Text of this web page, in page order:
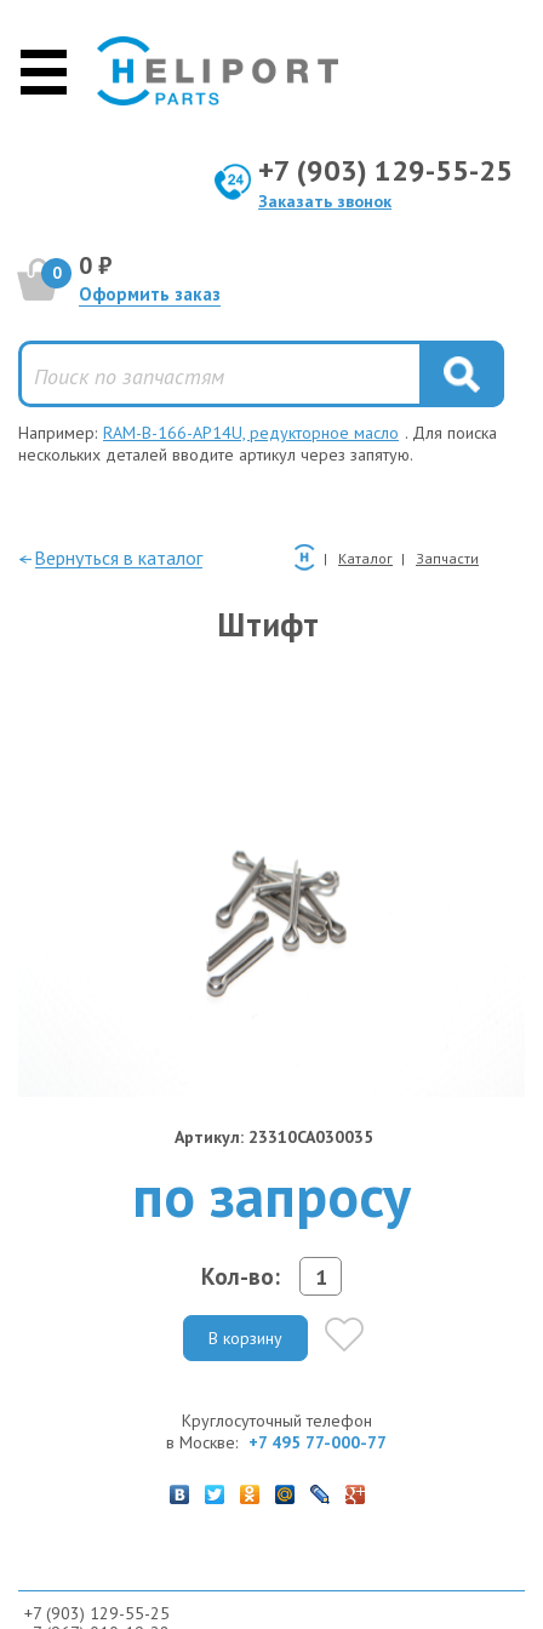
+7 (903) 129-55-25
Заказать звонок
0 0 ₽
Оформить заказ
Например: RAM-B-166-AP14U, редукторное масло . Для поиска
нескольких деталей вводите артикул через запятую.
—Вернуться в каталог Каталог Запчасти
Штифт
Артикул: 23310CA030035
по запросу
Кол-во:
В корзину
Круглосуточный телефон
в Москве: +7 495 77-000-77
+7 (903) 129-55-25